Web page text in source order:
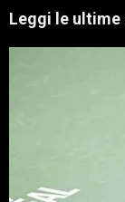
Leggi le